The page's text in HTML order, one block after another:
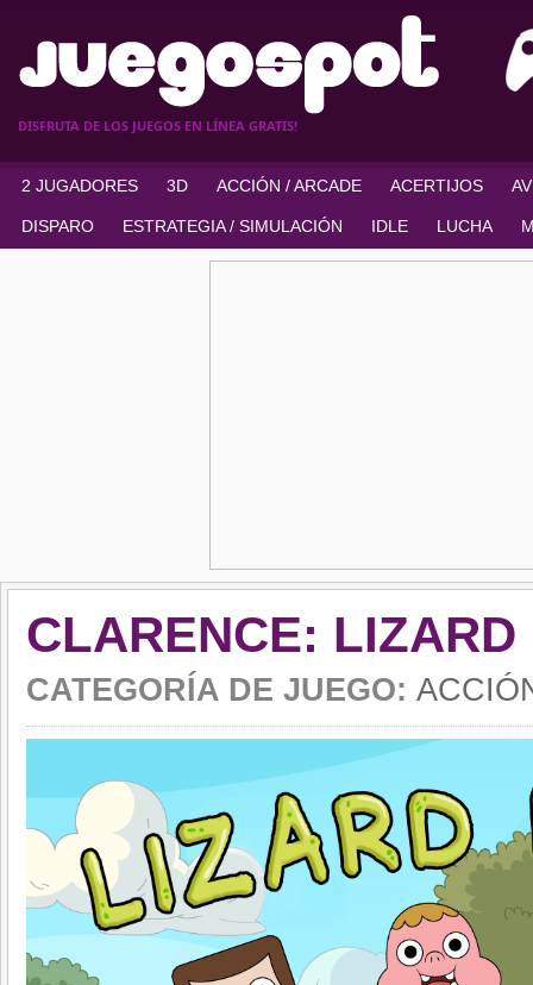
DISFRUTA DE LOS JUEGOS EN LÍNEA GRATIS!
2 JUGADORES 3D ACCIÓN / ARCADE ACERTIJOS
DISPARO ESTRATEGIA / SIMULACIÓN IDLE LUCHA
CLARENCE: LIZARD
CATEGORÍA DE JUEGO: